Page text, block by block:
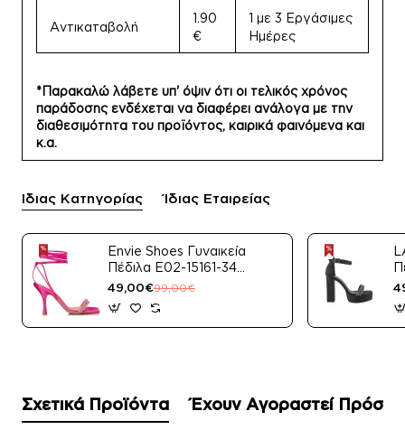
Αντικαταβολή
1.90
€
1 με 3 Εργάσιμες
Ημέρες
*Παρακαλώ λάβετε υπ' όψιν ότι οι τελικός χρόνος
παράδοσης ενδέχεται να διαφέρει ανάλογα με την
διαθεσιμότητα του προϊόντος, καιρικά φαινόμενα και
κ.α.
Ίδιας Κατηγορίας Ίδιας Εταιρείας
Envie Shoes Γυναικεία
Πέδιλα E02-15161-34
Μαύρο Satin
49,00€99,00€
Σχετικά Προϊόντα Έχουν Αγοραστεί